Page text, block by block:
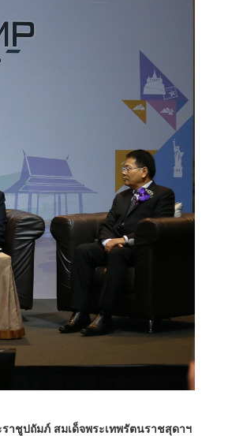
าชูปถัมภ์ สมเด็จพระเทพรัตนราชสุดาฯ